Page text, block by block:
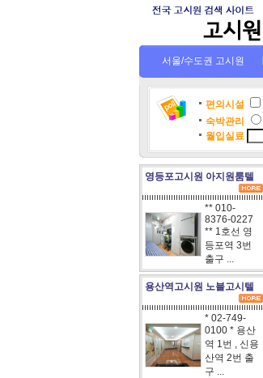
서울/수도권 고시원
편의시설
숙박관리
월입실료
영등포고시원 아지원룸텔
** 010-
8376-0227
** 1호선 영
등포역 3번
출구 ...
용산역고시원 노블고시텔
* 02-749-
0100 * 용산
역 1번 , 신용
산역 2번 출
구 ...